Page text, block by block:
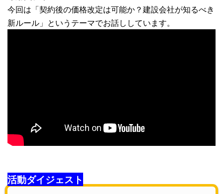
今回は「契約後の価格改定は可能か？建設会社が知るべき
新ルール」というテーマでお話ししています。
活動ダイジェスト